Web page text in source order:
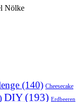
Nölke
(140) Cheesecake
DIY(193) Erdbeeren